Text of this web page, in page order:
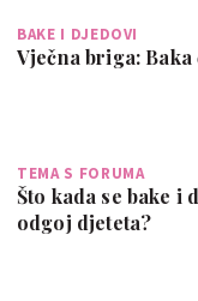
BAKE I DJEDOVI
Vječna briga:
TEMA S FORUMA
Što kada se bake i
odgoj djeteta?